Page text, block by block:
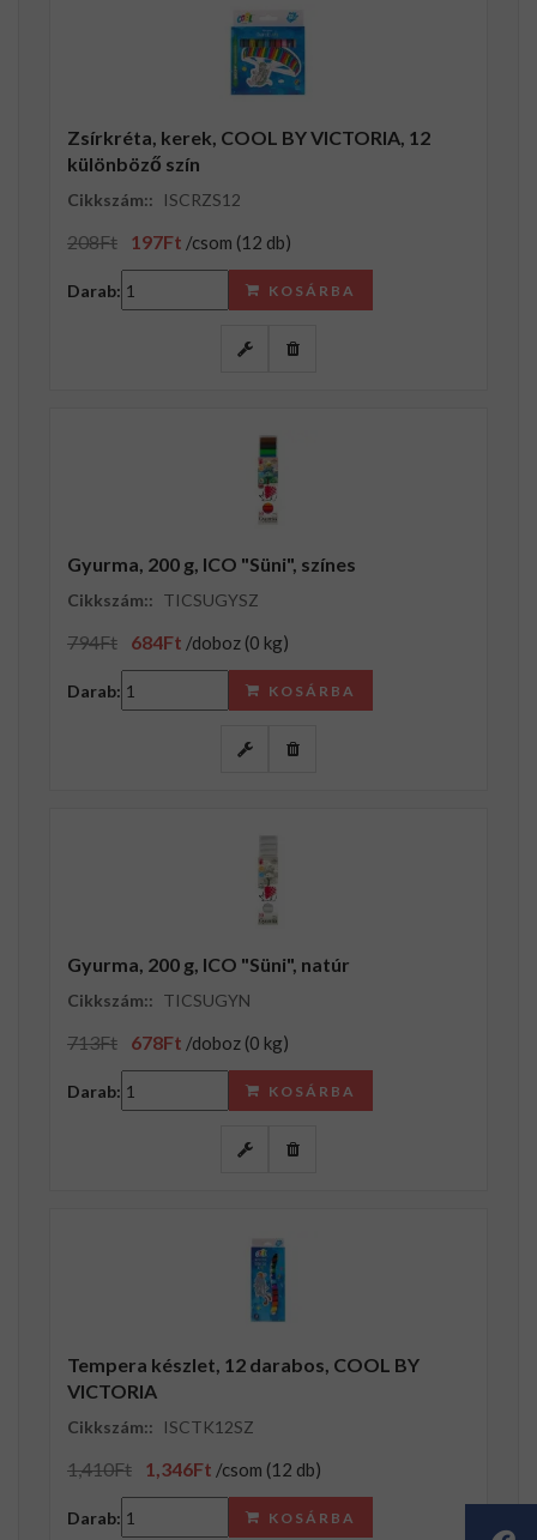
Zsírkréta, kerek, COOL BY VICTORIA, 12
különböző szín
Cikkszám:: ISCRZS12
208Ft 197Ft /csom (12 db)
Darab: KOSÁRBA
Gyurma, 200 g, ICO "Süni", színes
Cikkszám:: TICSUGYSZ
794Ft 684Ft /doboz (0 kg)
Darab: KOSÁRBA
Gyurma, 200 g, ICO "Süni", natúr
Cikkszám:: TICSUGYN
713Ft 678Ft /doboz (0 kg)
Darab: KOSÁRBA
Tempera készlet, 12 darabos, COOL BY
VICTORIA
Cikkszám:: ISCTK12SZ
1,410Ft 1,346Ft /csom (12 db)
Darab: KOSÁRBA